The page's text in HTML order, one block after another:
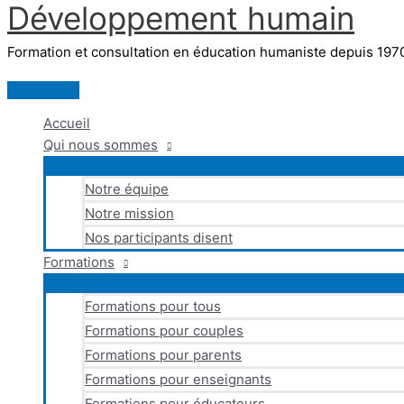
Aller
au
contenu
Développement humain
Formation et consultation en éducation humaniste depuis
Menu
Accueil
Qui nous sommes
Notre équipe
Notre mission
Nos participants disent
Formations
Formations pour tous
Formations pour couples
Formations pour parents
Formations pour enseignants